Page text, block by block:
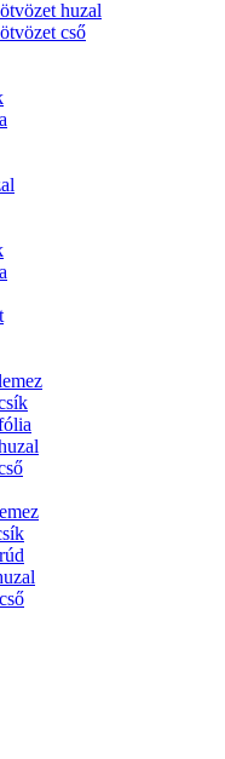
huzal
cső